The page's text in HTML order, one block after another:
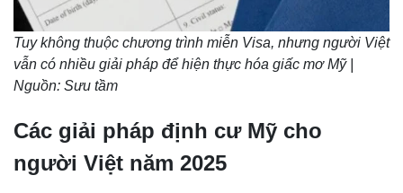
Tuy không thuộc chương trình miễn Visa, nhưng người Việt
vẫn có nhiều giải pháp để hiện thực hóa giấc mơ Mỹ |
Nguồn: Sưu tầm
Các giải pháp định cư Mỹ cho
người Việt năm 2025